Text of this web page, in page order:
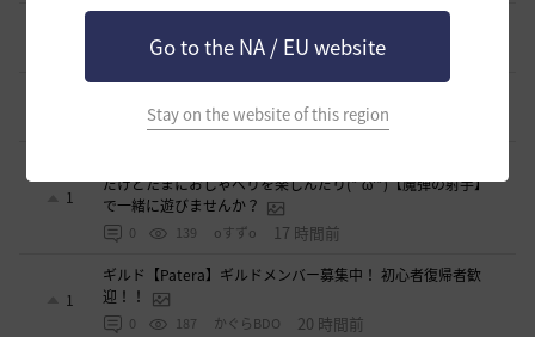
Go to the NA / EU website
Stay on the website of this region
102 とりぐな 10 時間前
129 倉葉 17 時間前
1
だけどたまにおしゃべりを楽しんだり(*'ω'*)【魔弾の射手】
で一緒に遊びませんか？
0 139 oすずo 17 時間前
1
ギルド【Patera】ギルドメンバー募集中！ 初心者復帰者歓
迎！！
0 187 かぐらBDO 20 時間前